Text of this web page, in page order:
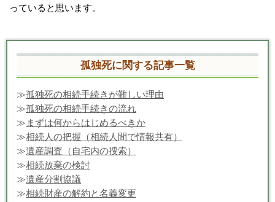
っていると思います。
孤独死に関する記事一覧
≫孤独死の相続手続きが難しい理由
≫孤独死の相続手続きの流れ
≫ まずは何からはじめるべきか
≫相続人の把握（相続人間で情報共有）
≫遺産調査（自宅内の捜索）
≫相続放棄の検討
≫遺産分割協議
≫相続財産の解約と名義変更